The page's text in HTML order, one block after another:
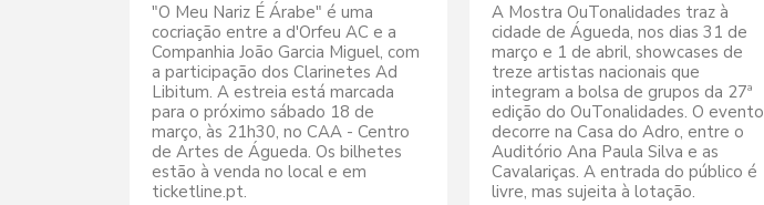
"O Meu Nariz É Árabe" é uma
cocriação entre a d'Orfeu AC e a
Companhia João Garcia Miguel, com
a participação dos Clarinetes Ad
Libitum. A estreia está marcada
para o próximo sábado 18 de
março, às 21h30, no CAA - Centro
de Artes de Águeda. Os bilhetes
estão à venda no local e em
ticketline.pt.
A Mostra OuTonalidades traz à
cidade de Águeda, nos dias 31 de
março e 1 de abril, showcases de
treze artistas nacionais que
integram a bolsa de grupos da 27ª
edição do OuTonalidades. O evento
decorre na Casa do Adro, entre o
Auditório Ana Paula Silva e as
Cavalariças. A entrada do público é
livre, mas sujeita à lotação.